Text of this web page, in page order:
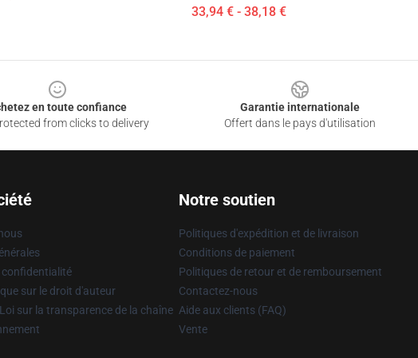
33,94 € - 38,18 €
en toute confiance
from clicks to delivery
Garantie internationale
Offert dans le pays d'utilisation
confidentialité
sur le droit d'auteur
sur la transparence de la chaîne
Notre soutien
Politiques d'expédition et de livraison
Conditions de paiement
Politiques de retour et de remboursement
Contactez-nous
Aide aux clients (FAQ)
Vente